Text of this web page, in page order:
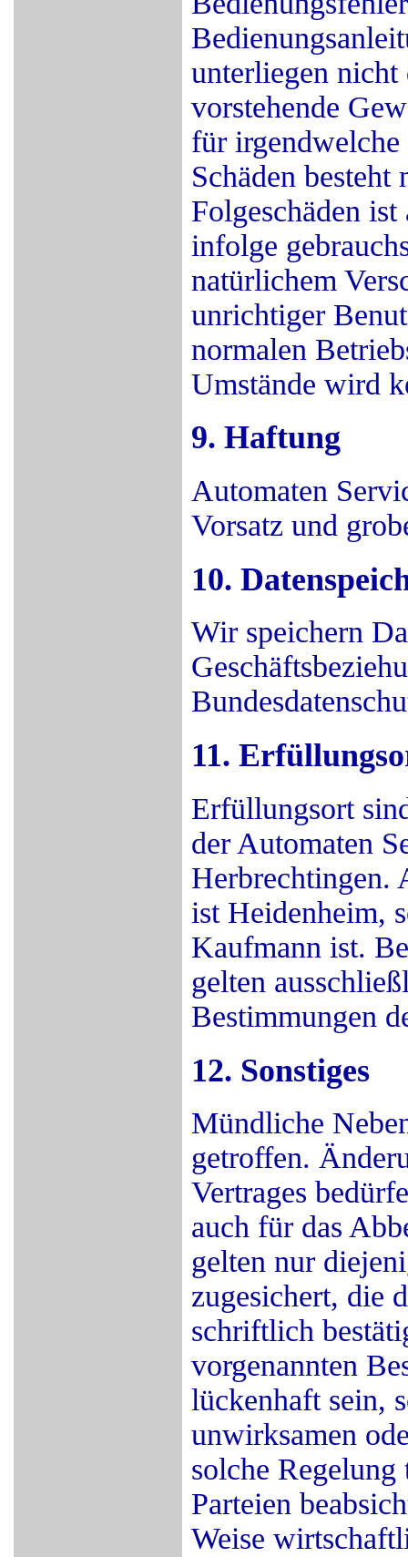
unterliegen
vorstehende
für
Schäden
Folgeschäden ist
infolge
natürlichem
unrichtiger
normalen
Umstände wird
9. Haftung
Automaten
Vorsatz und
10.
Wir speichern
11.
Erfüllungsort
der Automaten
Herbrechtingen.
ist Heidenheim,
Kaufmann ist.
gelten
Bestimmungen
12. Sonstiges
Mündliche
getroffen.
Vertrages
auch für das
gelten nur
zugesichert, die
schriftlich
vorgenannten
lückenhaft sein,
unwirksamen
solche
Parteien
Weise